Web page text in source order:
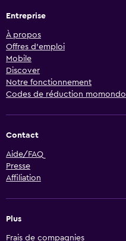
Entreprise
À propos
Offres d’emploi
Mobile
Discover
Notre fonctionnement
Codes de réduction momondo
Contact
Aide/FAQ
Presse
Affiliation
Plus
Frais de compagnies